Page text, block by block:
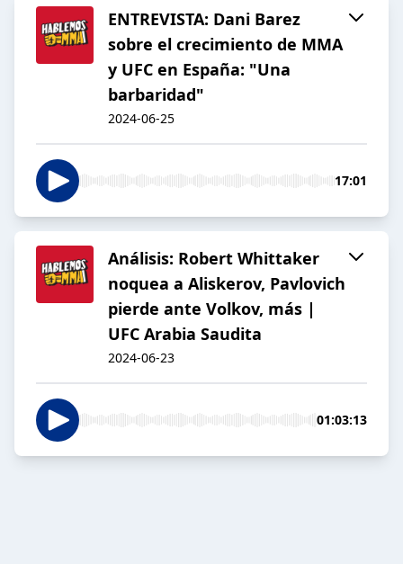
ENTREVISTA: Dani Barez
sobre el crecimiento de MMA
y UFC en España: "Una
barbaridad"
2024-06-25
17:01
Análisis: Robert Whittaker
noquea a Aliskerov, Pavlovich
pierde ante Volkov, más |
UFC Arabia Saudita
2024-06-23
01:03:13